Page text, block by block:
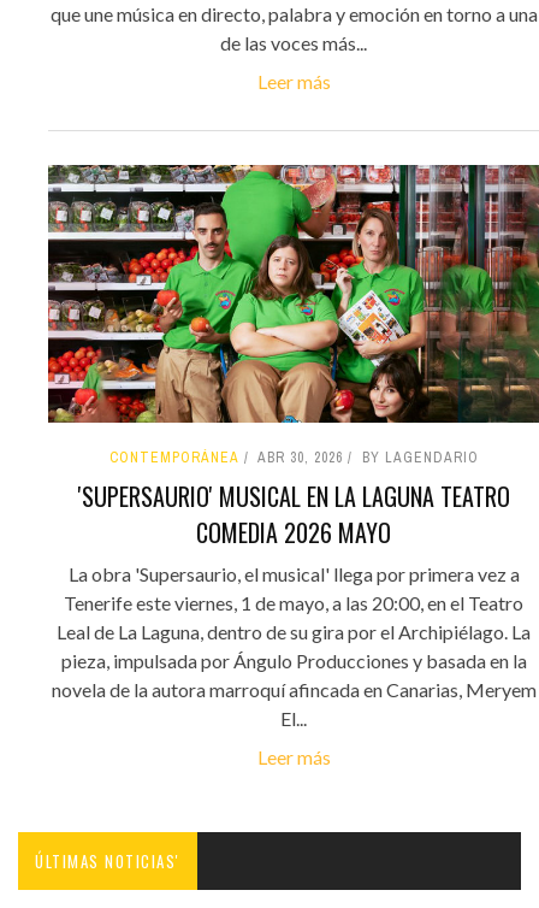
que une música en directo, palabra y emoción en torno a una
de las voces más...
Leer más
CONTEMPORÁNEA ABR 30, 2026 BY LAGENDARIO
'SUPERSAURIO' MUSICAL EN LA LAGUNA TEATRO
COMEDIA 2026 MAYO
La obra 'Supersaurio, el musical' llega por primera vez a
Tenerife este viernes, 1 de mayo, a las 20:00, en el Teatro
Leal de La Laguna, dentro de su gira por el Archipiélago. La
pieza, impulsada por Ángulo Producciones y basada en la
novela de la autora marroquí afincada en Canarias, Meryem
El...
Leer más
ÚLTIMAS NOTICIAS'